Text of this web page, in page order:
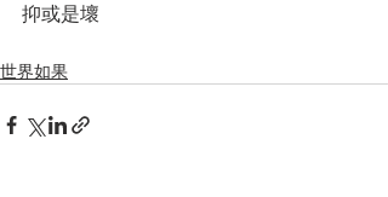
抑或是壞
世界如果